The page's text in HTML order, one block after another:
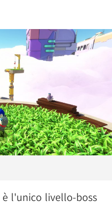
l'unico livello-boss